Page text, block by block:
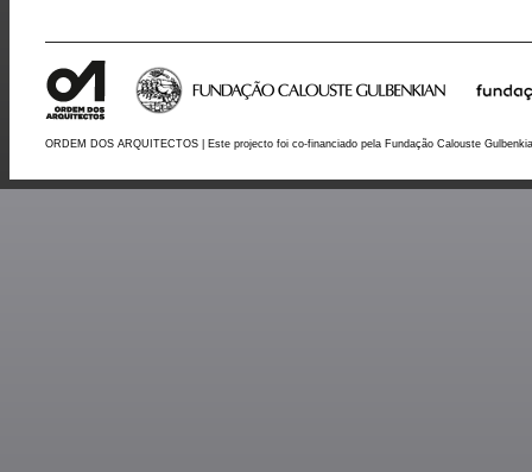
ORDEM DOS ARQUITECTOS | Este projecto foi co-financiado pela Fundação Calouste